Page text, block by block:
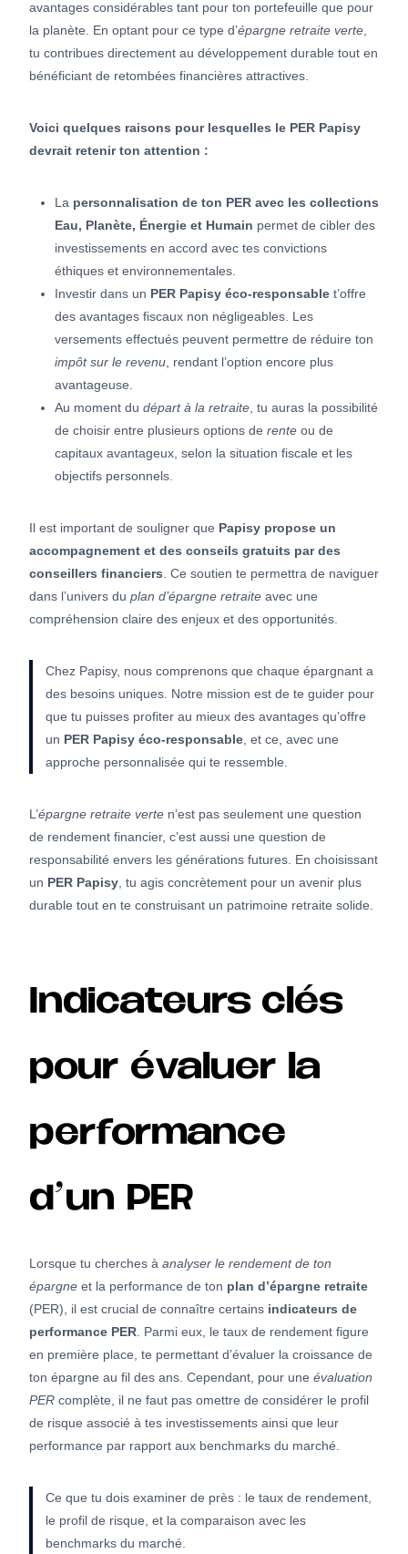
avantages considérables tant pour ton portefeuille que pour
la planète. En optant pour ce type d’épargne retraite verte
tu contribues directement au développement durable tout en
bénéficiant de retombées financières attractives.
Voici quelques raisons pour lesquelles le PER Papisy
devrait retenir ton attention :
La personnalisation de ton PER avec les collections
Eau, Planète, Énergie et Humain permet de cibler des
investissements en accord avec tes convictions
éthiques et environnementales.
Investir dans un PER Papisy éco-responsable t’offre
des avantages fiscaux non négligeables. Les
versements effectués peuvent permettre de réduire ton
impôt sur le revenu , rendant l’option encore plus
avantageuse.
Au moment du départ à la retraite , tu auras la possibilité
de choisir entre plusieurs options de rente ou de
capitaux avantageux, selon la situation fiscale et les
objectifs personnels.
Il est important de souligner que Papisy propose un
accompagnement et des conseils gratuits par des
conseillers financiers . Ce soutien te permettra de naviguer
dans l’univers du plan d’épargne retraite avec une
compréhension claire des enjeux et des opportunités.
Chez Papisy, nous comprenons que chaque épargnant a
des besoins uniques. Notre mission est de te guider pour
que tu puisses profiter au mieux des avantages qu’offre
un PER Papisy éco-responsable , et ce, avec une
approche personnalisée qui te ressemble.
L’épargne retraite verte n’est pas seulement une question
de rendement financier, c’est aussi une question de
responsabilité envers les générations futures. En choisissant
un PER Papisy , tu agis concrètement pour un avenir plus
durable tout en te construisant un patrimoine retraite solide.
Indicateurs clés
pour évaluer la
performance
d’un PER
Lorsque tu cherches à analyser le rendement de ton
épargne et la performance de ton plan d’épargne retraite
(PER), il est crucial de connaître certains indicateurs de
performance PER . Parmi eux, le taux de rendement figure
en première place, te permettant d’évaluer la croissance de
ton épargne au fil des ans. Cependant, pour une évaluation
PER complète, il ne faut pas omettre de considérer le profil
de risque associé à tes investissements ainsi que leur
performance par rapport aux benchmarks du marché.
Ce que tu dois examiner de près : le taux de rendement,
le profil de risque, et la comparaison avec les
benchmarks du marché.